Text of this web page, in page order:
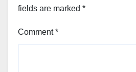
fields are marked *
Comment*